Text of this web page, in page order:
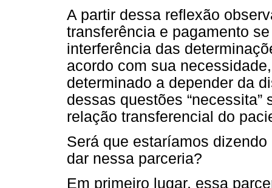
A partir dessa reflexão
transferência e pagamento
interferência das
acordo com sua
determinado a depender da
dessas questões
relação transferencial do
Será que estaríamos
dar nessa parceria?
Em primeiro lugar, essa